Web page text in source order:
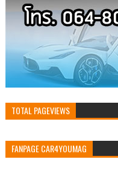
TOTAL PAGEVIEWS
FANPAGE CAR4YOUMAG